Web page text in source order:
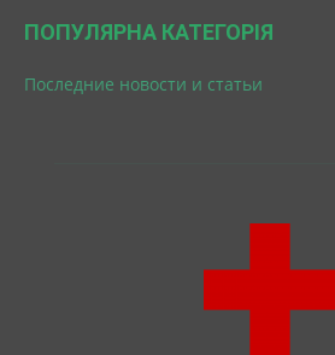
ПОПУЛЯРНА КАТЕГОРІЯ
Последние новости и статьи